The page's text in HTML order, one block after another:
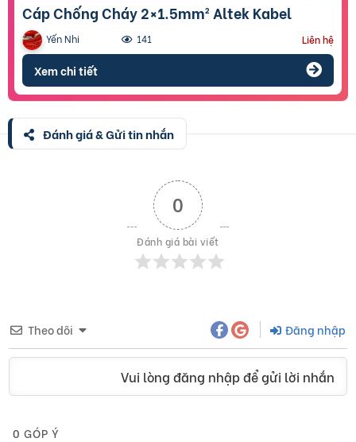
Cáp Chống Cháy 2×1.5mm² Altek Kabel
Yến Nhi 141 Liên hệ
Xem chi tiết
Đánh giá & Gửi tin nhắn
0
Đánh giá bài viết
Theo dõi Đăng nhập
Vui lòng đăng nhập để gửi lời nhắn
0 GÓP Ý